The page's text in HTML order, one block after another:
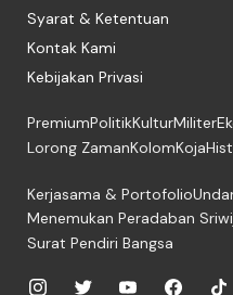
Syarat & Ketentuan
Kontak Kami
Kebijakan Privasi
PremiumPolitikKulturMiliter
Lorong ZamanKolomKoja
Kerjasama & Portofolio
Menemukan Peradaban
Surat Pendiri Bangsa